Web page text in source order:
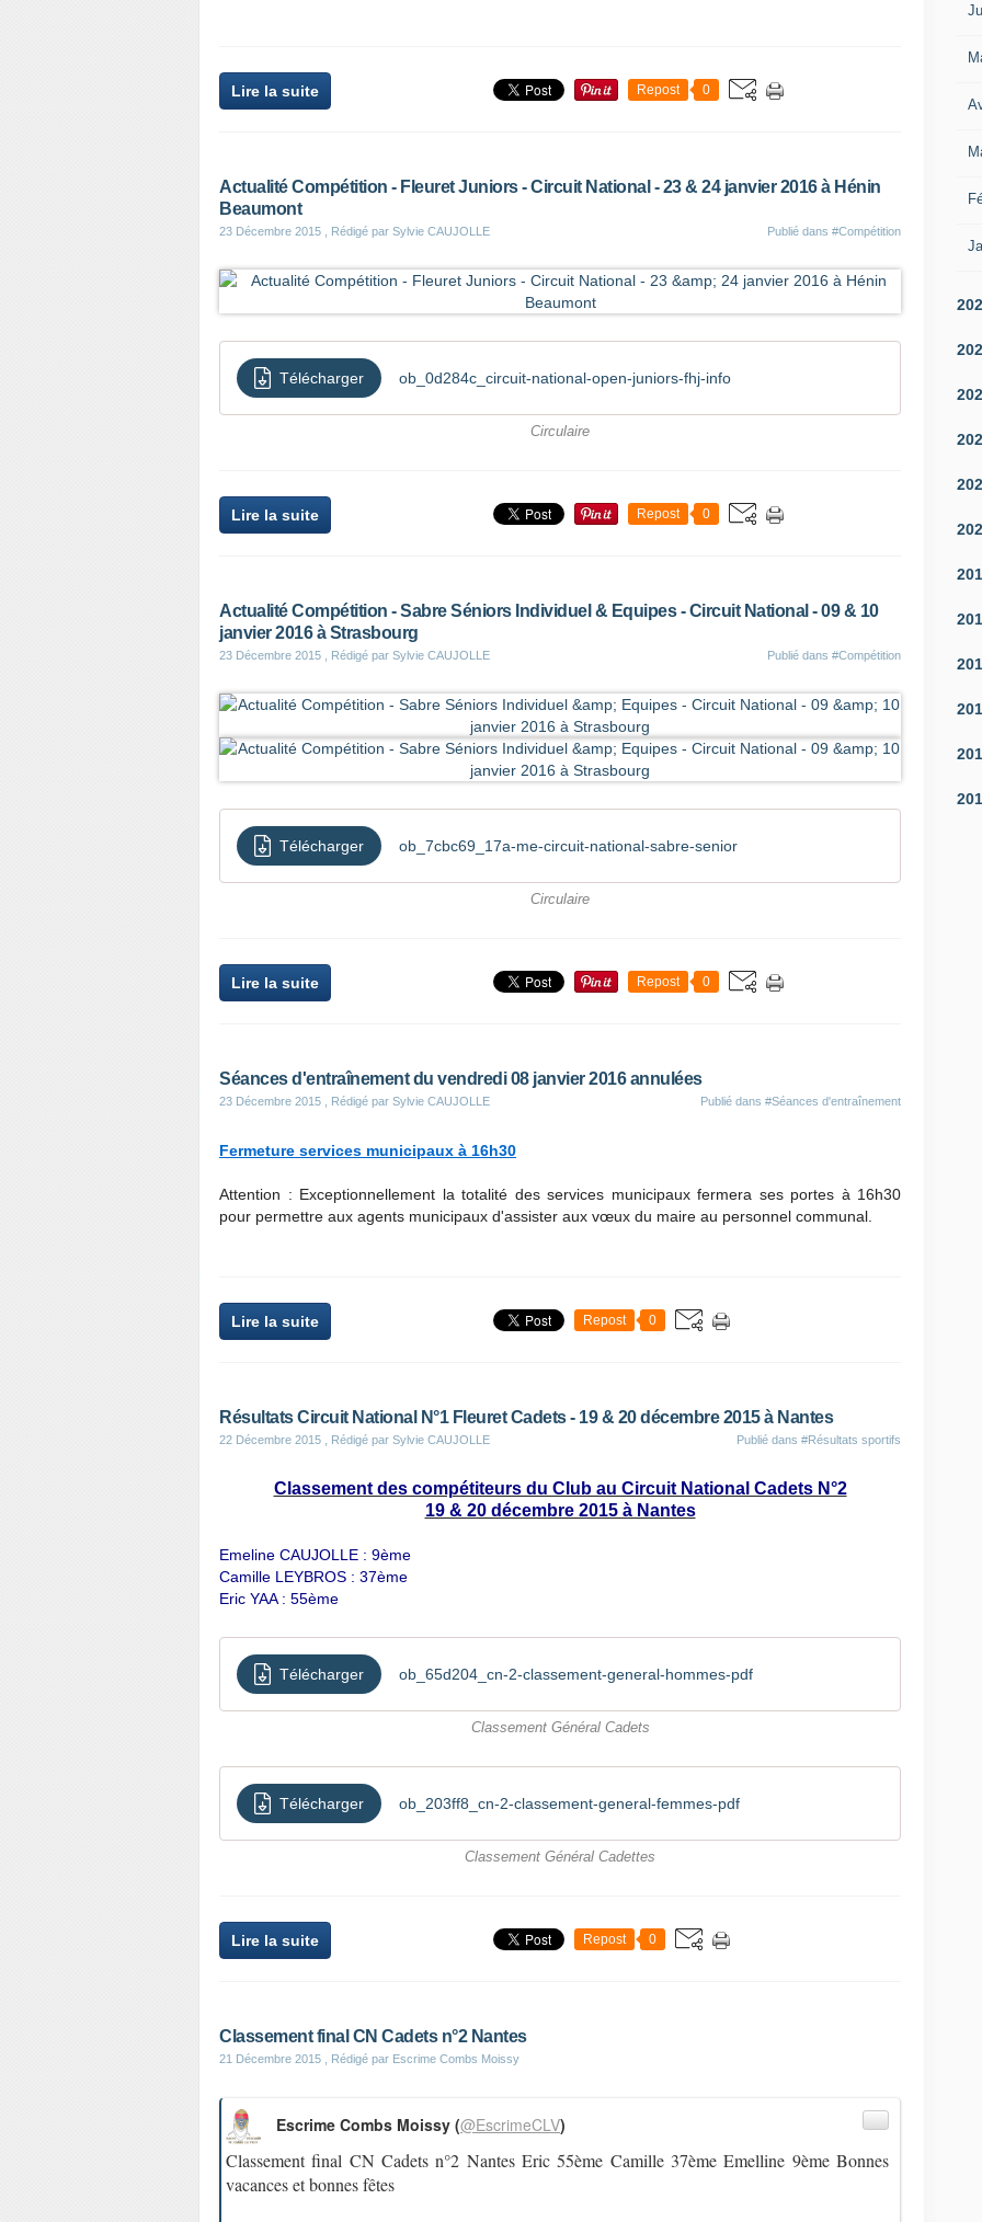
Lire la suite Repost 0
Actualité Compétition - Fleuret Juniors - Circuit National - 23 & 24 janvier 2016 à Hénin
Beaumont
23 Décembre 2015 , Rédigé par Sylvie CAUJOLLE Publié dans #Compétition
Télécharger ob_0d284c_circuit-national-open-juniors-fhj-info
Circulaire
Lire la suite Repost 0
Actualité Compétition - Sabre Séniors Individuel & Equipes - Circuit National - 09 & 10
janvier 2016 à Strasbourg
23 Décembre 2015 , Rédigé par Sylvie CAUJOLLE Publié dans #Compétition
Télécharger ob_7cbc69_17a-me-circuit-national-sabre-senior
Circulaire
Lire la suite Repost 0
Séances d'entraînement du vendredi 08 janvier 2016 annulées
23 Décembre 2015 , Rédigé par Sylvie CAUJOLLE Publié dans #Séances d'entraînement
Fermeture services municipaux à 16h30
Attention : Exceptionnellement la totalité des services municipaux fermera ses portes à 16h30
pour permettre aux agents municipaux d'assister aux vœux du maire au personnel communal.
Lire la suite Repost 0
Résultats Circuit National N°1 Fleuret Cadets - 19 & 20 décembre 2015 à Nantes
22 Décembre 2015 , Rédigé par Sylvie CAUJOLLE Publié dans #Résultats sportifs
Classement des compétiteurs du Club au Circuit National Cadets N°2
19 & 20 décembre 2015 à Nantes
Emeline CAUJOLLE : 9ème
Camille LEYBROS : 37ème
Eric YAA : 55ème
Télécharger ob_65d204_cn-2-classement-general-hommes-pdf
Classement Général Cadets
Télécharger ob_203ff8_cn-2-classement-general-femmes-pdf
Classement Général Cadettes
Lire la suite Repost 0
Classement final CN Cadets n°2 Nantes
21 Décembre 2015 , Rédigé par Escrime Combs Moissy
Classement final CN Cadets n°2 Nantes Eric 55ème Camille 37ème Emelline 9ème Bonnes
vacances et bonnes fêtes
Escrime Combs Moissy (@EscrimeCLV)